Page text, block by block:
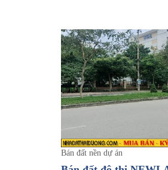
ƠN!!!
Bán đất nền dự án